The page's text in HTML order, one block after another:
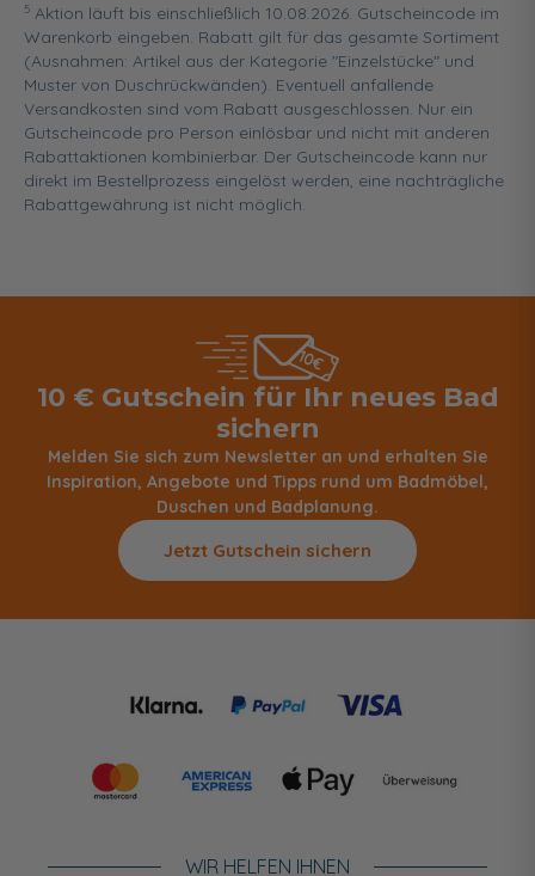
5 Aktion läuft bis einschließlich 10.08.2026. Gutscheincode im
Warenkorb eingeben. Rabatt gilt für das gesamte Sortiment
(Ausnahmen: Artikel aus der Kategorie "Einzelstücke" und
Muster von Duschrückwänden). Eventuell anfallende
Versandkosten sind vom Rabatt ausgeschlossen. Nur ein
Gutscheincode pro Person einlösbar und nicht mit anderen
Rabattaktionen kombinierbar. Der Gutscheincode kann nur
direkt im Bestellprozess eingelöst werden, eine nachträgliche
Rabattgewährung ist nicht möglich.
10 € Gutschein für Ihr neues Bad
sichern
Melden Sie sich zum Newsletter an und erhalten Sie
Inspiration, Angebote und Tipps rund um Badmöbel,
Duschen und Badplanung.
Jetzt Gutschein sichern
WIR HELFEN IHNEN